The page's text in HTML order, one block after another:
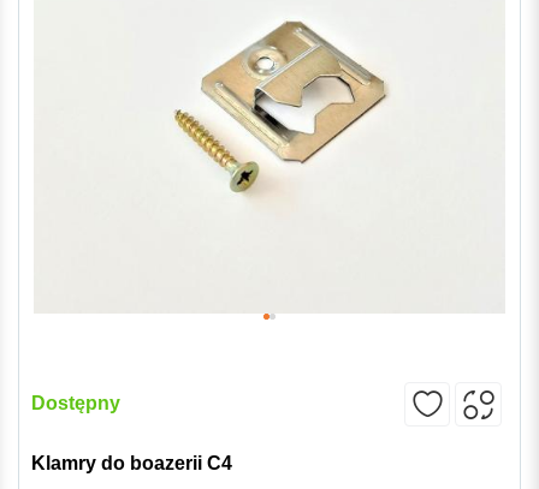
Dostępny
Klamry do boazerii C4